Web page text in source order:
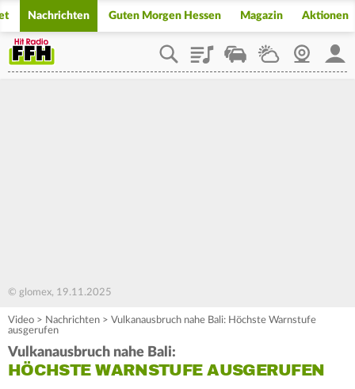
Nachrichten Guten Morgen Hessen Magazin Aktionen
PlaylistStaupilotWetterWebcam
© glomex, 19.11.2025
Video > Nachrichten > Vulkanausbruch nahe Bali: Höchste Warnstufe
ausgerufen
Vulkanausbruch nahe Bali:
HÖCHSTE WARNSTUFE AUSGERUFEN